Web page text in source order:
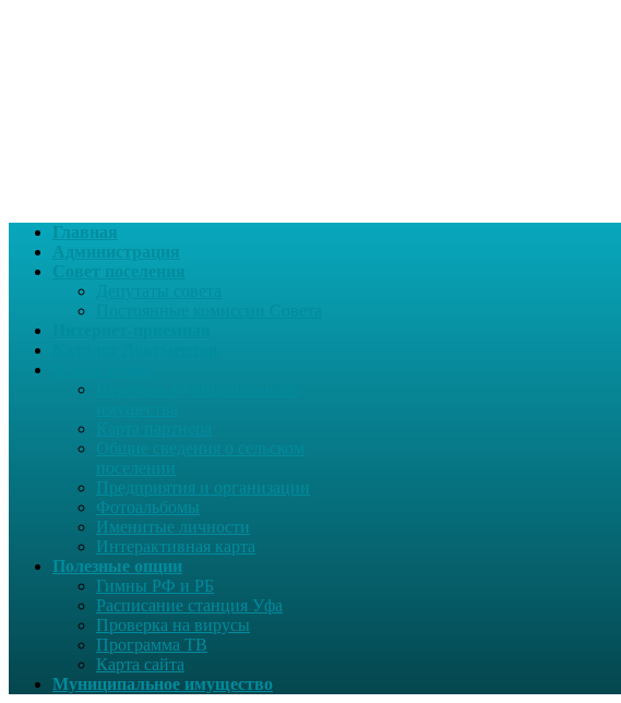
Главная
Администрация
поселении
Предприятия и организации
Фотоальбомы
Именитые личности
Интерактивная карта
Полезные опции
Гимны РФ и РБ
Расписание станция Уфа
Проверка на вирусы
Программа ТВ
Карта сайта
Муниципальное имущество